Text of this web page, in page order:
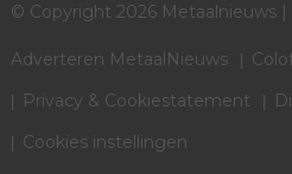
© Copyright 2026 Metaalnieuws
Adverteren MetaalNieuws
Privacy & Cookiestatement
Cookies instellingen